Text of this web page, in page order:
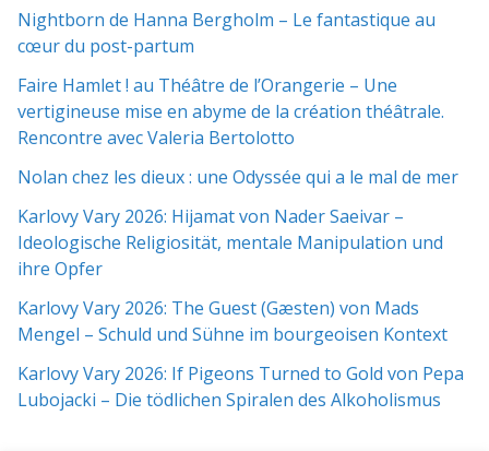
Nightborn de Hanna Bergholm – Le fantastique au
cœur du post-partum
Faire Hamlet ! au Théâtre de l’Orangerie – Une
vertigineuse mise en abyme de la création théâtrale.
Rencontre avec Valeria Bertolotto
Nolan chez les dieux : une Odyssée qui a le mal de mer
Karlovy Vary 2026: Hijamat von Nader Saeivar​​ –
Ideologische Religiosität, mentale Manipulation und
ihre Opfer
Karlovy Vary 2026: The Guest (Gæsten) von Mads
Mengel – Schuld und Sühne im bourgeoisen Kontext
Karlovy Vary 2026: If Pigeons Turned to Gold von Pepa
Lubojacki – Die tödlichen Spiralen des Alkoholismus